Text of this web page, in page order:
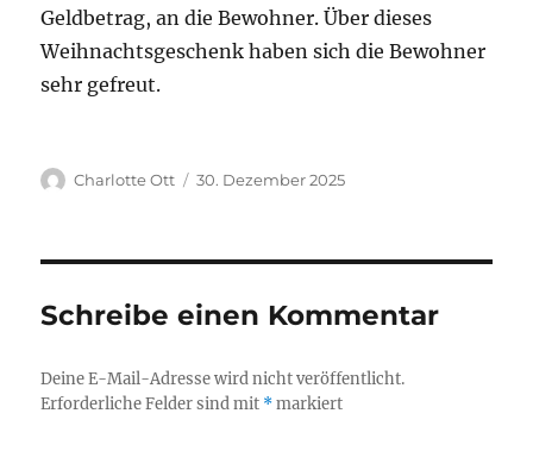
Geldbetrag, an die Bewohner. Über dieses
Weihnachtsgeschenk haben sich die Bewohner
sehr gefreut.
Autor
Charlotte Ott
Veröffentlicht
30. Dezember 2025
Schreibe einen Kommentar
Deine E-Mail-Adresse wird nicht veröffentlicht.
Erforderliche Felder sind mit *markiert